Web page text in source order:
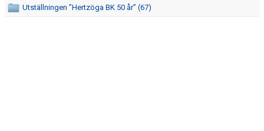
Utställningen ”Hertzöga BK 50 år” (67)